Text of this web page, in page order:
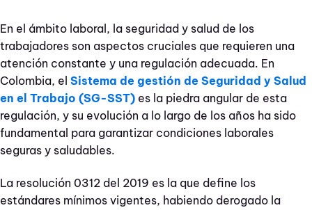
En el ámbito laboral, la seguridad y salud de los
trabajadores son aspectos cruciales que requieren una
atención constante y una regulación adecuada. En
Colombia, el Sistema de gestión de Seguridad y Salud
en el Trabajo (SG-SST) es la piedra angular de esta
regulación, y su evolución a lo largo de los años ha sido
fundamental para garantizar condiciones laborales
seguras y saludables.
La resolución 0312 del 2019 es la que define los
estándares mínimos vigentes, habiendo derogado la